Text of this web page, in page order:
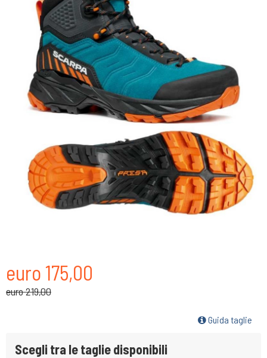
euro 175,00
euro 219,00
Guida taglie
Scegli tra le taglie disponibili